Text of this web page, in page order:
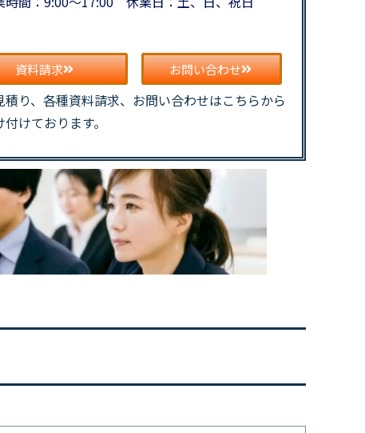
資料請求 お問い合わせ
積り、各種資料請求、お問い合わせはこちらから
付けております。